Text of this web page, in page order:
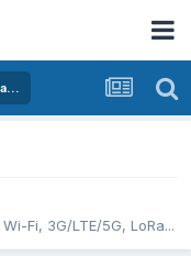
Fi, 3G/LTE/5G, LoRa...